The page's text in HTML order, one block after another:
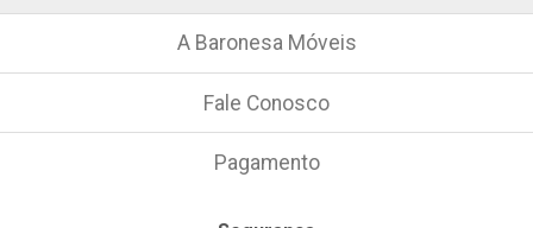
A Baronesa Móveis
Fale Conosco
Pagamento